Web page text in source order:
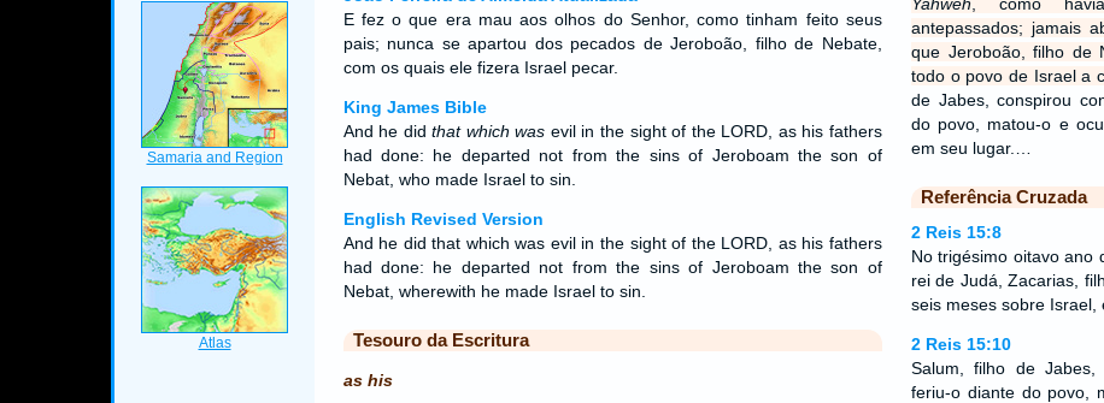
E fez o que era mau aos olhos do Senhor, como tinham feito seus
pais; nunca se apartou dos pecados de Jeroboão, filho de Nebate,
com os quais ele fizera Israel pecar.
King James Bible
And he didthat which was evil in the sight of the LORD, as his fathers
had done: he departed not from the sins of Jeroboam the son of
Nebat, who made Israel to sin.
English Revised Version
And he did that which was evil in the sight of the LORD, as his fathers
had done: he departed not from the sins of Jeroboam the son of
Nebat, wherewith he made Israel to sin.
Tesouro da Escritura
as his
antepassados; jamais
que Jeroboão, filho de
todo o povo de Israel a
de Jabes, conspirou
do povo, matou-o e
em seu lugar.…
Referência Cruzada
2 Reis 15:8
No trigésimo oitavo ano
rei de Judá, Zacarias,
seis meses sobre Israel,
2 Reis 15:10
Salum, filho de Jabes,
feriu-o diante do povo,